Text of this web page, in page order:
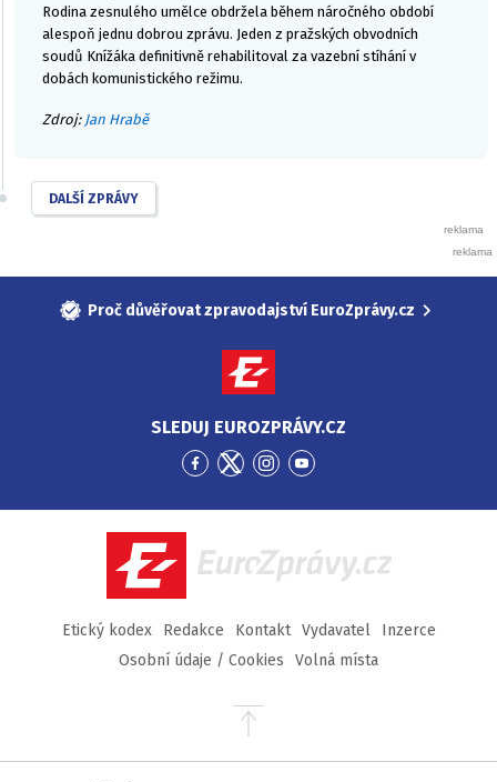
Rodina zesnulého umělce obdržela během náročného období
alespoň jednu dobrou zprávu. Jeden z pražských obvodních
soudů Knížáka definitivně rehabilitoval za vazební stíhání v
dobách komunistického režimu.
Zdroj: Jan Hrabě
DALŠÍ ZPRÁVY
Proč důvěřovat zpravodajství EuroZprávy.cz
SLEDUJ EUROZPRÁVY.CZ
Přejít
Facebook
Přejít
Twitter
Přejít
Instagram
Přejít
YouTube
EuroZprávy.cz
Etický kodex Redakce Kontakt Vydavatel
Inzerce
Osobní údaje / Cookies
Volná místa
Přejít
stránky